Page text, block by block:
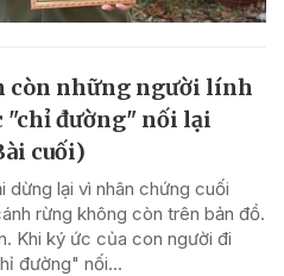
còn những người lính
"chỉ đường" nối lại
cuối)
lại vì nhân chứng cuối
rừng không còn trên bản đồ.
Khi ký ức của con người đi
đường" nối...